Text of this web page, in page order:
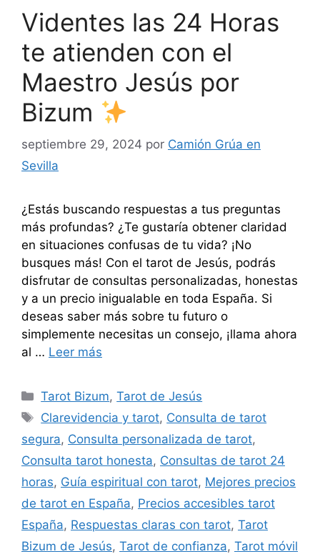
Videntes las 24 Horas
te atienden con el
Maestro Jesús por
Bizum
septiembre 29, 2024 por Camión Grúa en
Sevilla
¿Estás buscando respuestas a tus preguntas
más profundas? ¿Te gustaría obtener claridad
en situaciones confusas de tu vida? ¡No
busques más! Con el tarot de Jesús, podrás
disfrutar de consultas personalizadas, honestas
y a un precio inigualable en toda España. Si
deseas saber más sobre tu futuro o
simplemente necesitas un consejo, ¡llama ahora
al … Leer más
Categorías
Tarot Bizum,Tarot de Jesús
Etiquetas
Clarevidencia y tarot, Consulta de tarot
segura, Consulta personalizada de tarot,
Consulta tarot honesta, Consultas de tarot 24
horas, Guía espiritual con tarot, Mejores precios
de tarot en España, Precios accesibles tarot
España, Respuestas claras con tarot, Tarot
Bizum de Jesús, Tarot de confianza, Tarot móvil